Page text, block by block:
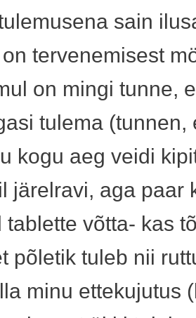
sain
tervenemisest
on mingi tunne,
tulema (tunnen,
kogu aeg veidi
järelravi, aga paar
tablette võtta- kas
põletik tuleb nii
minu ettekujutus